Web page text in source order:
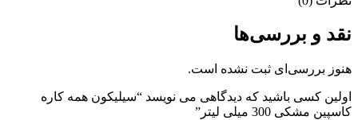
نقد و بررسی‌ها
هنوز بررسی‌ای ثبت نشده است.
اولین کسی باشید که دیدگاهی می نویسد “سیلیکون همه کاره
کاسپین مشکی 300 میلی لیتر”